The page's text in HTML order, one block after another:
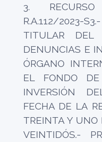
3.
R.A.112/2023-
TITULAR DEL
DENUNCIAS E
ÓRGANO
EL FONDO DE
INVERSIÓN
FECHA DE LA
TREINTA Y UNO
VEINTIDÓS.-